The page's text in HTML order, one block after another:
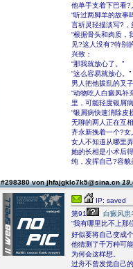
他单手支着下巴看
“听过两脚羊的故事
言祈灵轻描淡写?
“根据骨头和肉质，
见?这人没有?特别
兴致：
“那我就放心了。”
“这么容易就放心。”
男人把他拨乱的叉
“动物吃人白癜风补
里，可能轻度银屑
“银屑病快速消除皮
无聊的两人正在互
齐永新挽着一个?
女人不知道从哪里
她的长相是小术后
纯，发挥自己?容貌
#298380 von jhfajgklc7k5@sina.cn
IP: saved
第91
白癜风患
“我有哪里比不上那
好似要将自己变成
他猜测了千万种可
为何会这样想。
过舟不曾发觉自己